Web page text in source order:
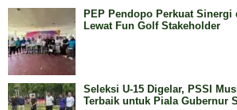
PEP Pendopo Perkuat Sinergi
Lewat Fun Golf Stakeholder
Seleksi U-15 Digelar, PSSI
Terbaik untuk Piala Gubernur